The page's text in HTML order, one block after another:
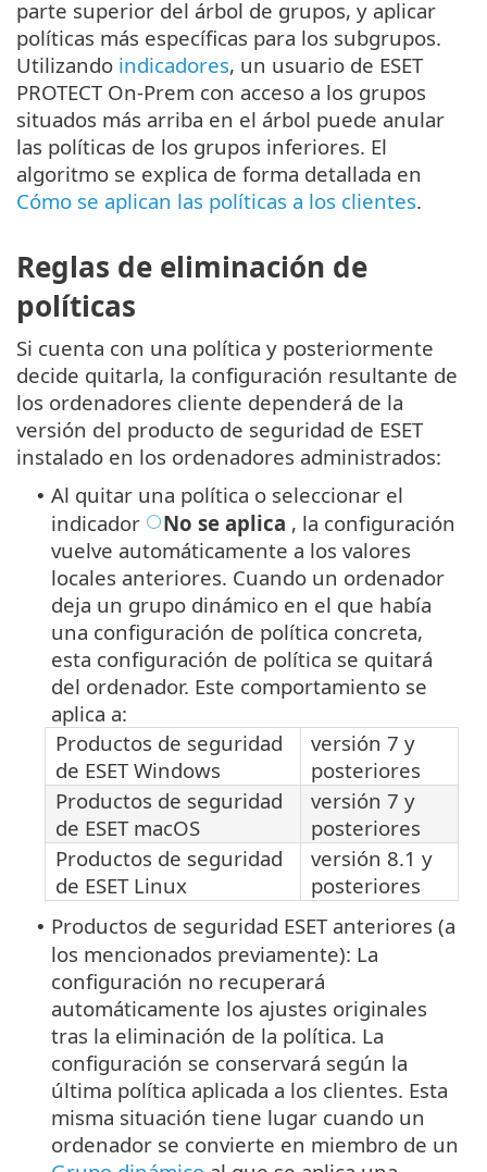
parte superior del árbol de grupos, y aplicar
políticas más específicas para los subgrupos.
Utilizando indicadores, un usuario de ESET
PROTECT On-Prem con acceso a los grupos
situados más arriba en el árbol puede anular
las políticas de los grupos inferiores. El
algoritmo se explica de forma detallada en
Cómo se aplican las políticas a los clientes.
Reglas de eliminación de
políticas
Si cuenta con una política y posteriormente
decide quitarla, la configuración resultante de
los ordenadores cliente dependerá de la
versión del producto de seguridad de ESET
instalado en los ordenadores administrados:
• Al quitar una política o seleccionar el
indicador
No se aplica , la configuración
vuelve automáticamente a los valores
locales anteriores. Cuando un ordenador
deja un grupo dinámico en el que había
una configuración de política concreta,
esta configuración de política se quitará
del ordenador. Este comportamiento se
aplica a:
Productos de seguridad
de ESET Windows
versión 7 y
posteriores
Productos de seguridad
de ESET macOS
versión 7 y
posteriores
Productos de seguridad
de ESET Linux
versión 8.1 y
posteriores
• Productos de seguridad ESET anteriores (a
los mencionados previamente): La
configuración no recuperará
automáticamente los ajustes originales
tras la eliminación de la política. La
configuración se conservará según la
última política aplicada a los clientes. Esta
misma situación tiene lugar cuando un
ordenador se convierte en miembro de un